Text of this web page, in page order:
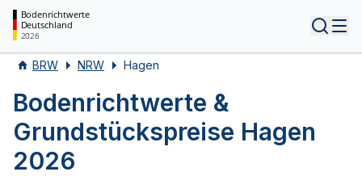
Bodenrichtwerte
Deutschland
2026
BRW NRW Hagen
Bodenrichtwerte &
Grundstückspreise Hagen
2026